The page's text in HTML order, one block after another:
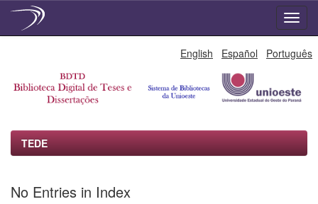
English Español Português
TEDE
No Entries in Index